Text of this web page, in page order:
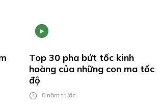
Top 30 pha bứt tốc kinh
hoàng của những con ma tốc
độ
8 năm trước